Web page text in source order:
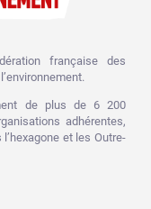
française des
de plus de 6 200
adhérentes,
et les Outre-